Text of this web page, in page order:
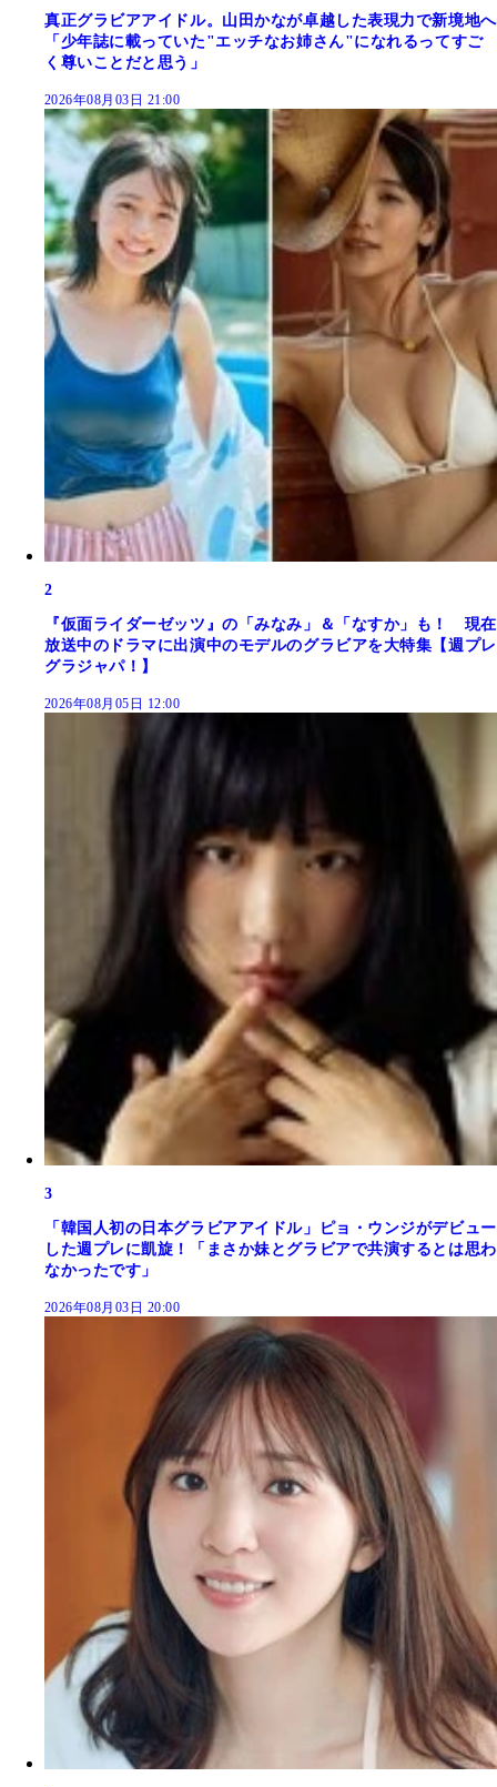
真正グラビアアイドル。山田かなが卓越した表現力で新境地へ
「少年誌に載っていた"エッチなお姉さん"になれるってすご
く尊いことだと思う」
2026年08月03日 21:00
2
『仮面ライダーゼッツ』の「みなみ」＆「なすか」も！ 現在
放送中のドラマに出演中のモデルのグラビアを大特集【週プレ
グラジャパ！】
2026年08月05日 12:00
3
「韓国人初の日本グラビアアイドル」ピョ・ウンジがデビュー
した週プレに凱旋！「まさか妹とグラビアで共演するとは思わ
なかったです」
2026年08月03日 20:00